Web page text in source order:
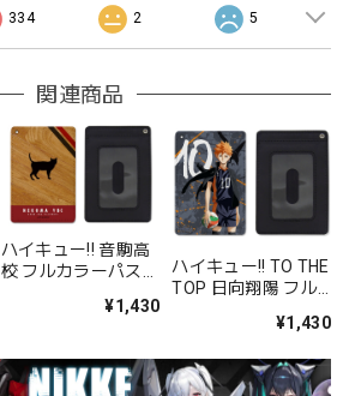
334 2 5
関連商品
ハイキュー!! 音駒高
校 フルカラーパスケ
¥1,430
ハイキュー!! TO THE
TOP 日向翔陽 フル
¥1,430